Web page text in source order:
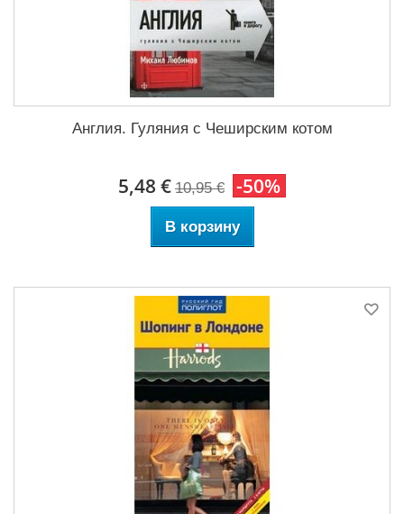
Англия. Гуляния с Чеширским котом
5,48 € 10,95 € -50%
В корзину